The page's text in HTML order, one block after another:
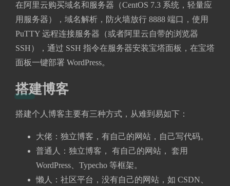
在阿里云购买域名和服务器（CentOS 7.3 系统，轻量应
用服务器），域名解析，防火墙放行 8888 端口，使用
PuTTY 远程连接服务器（或者阿里云自带的浏览器
SSH），通过 SSH 指令在服务器安装宝塔面板，在宝塔
面板一键部署 WordPress。
搭建博客
搭建个人博客主要有三种方式，从难到易如下：
大佬：独立博客，有自己的网站，自己写代码。
普通人：独立博客， 有自己的网站， 套用
WordPress、Typecho 等框架。
懒人：社区平台，没有自己的网站，如 CSDN、